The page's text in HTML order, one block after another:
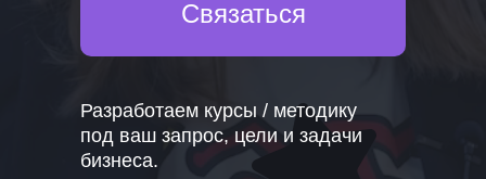
Связаться
Разработаем курсы / методику
под ваш запрос, цели и задачи
бизнеса.